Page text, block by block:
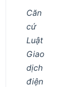
Căn
cứ
Luật
Giao
dịch
điện